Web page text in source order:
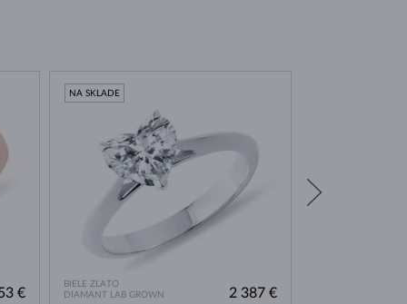
€
BIELE ZLATO
DIAMANT LAB GROWN
NA SKLADE
2 387 €